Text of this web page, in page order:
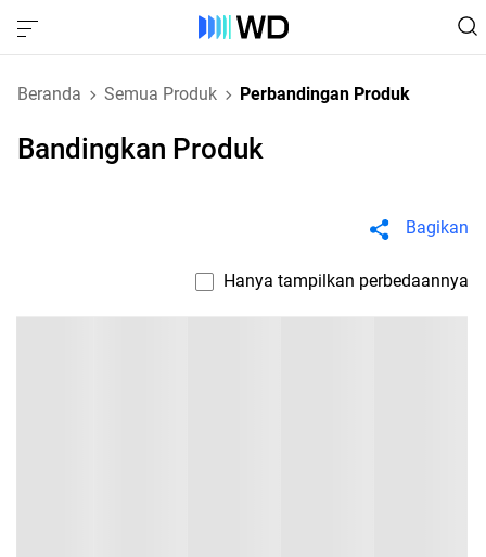
Beranda Semua Produk Perbandingan Produk
Bandingkan Produk
Bagikan
Hanya tampilkan perbedaannya